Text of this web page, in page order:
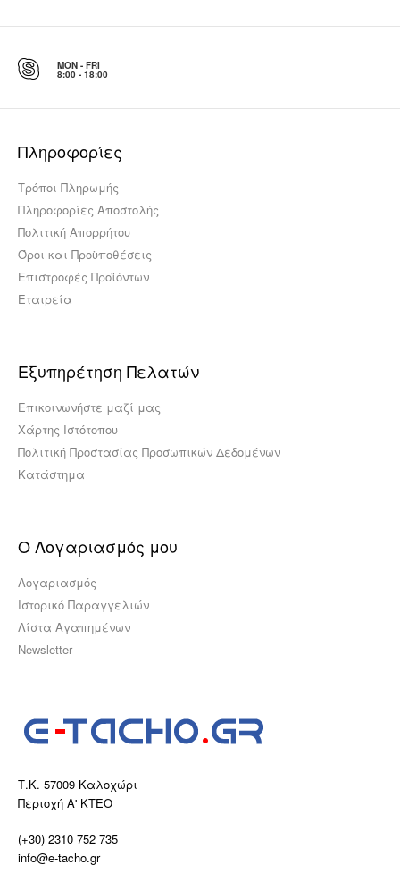
MON - FRI
8:00 - 18:00
Πληροφορίες
Τρόποι Πληρωμής
Πληροφορίες Αποστολής
Πολιτική Απορρήτου
Όροι και Προϋποθέσεις
Επιστροφές Προϊόντων
Εταιρεία
Εξυπηρέτηση Πελατών
Επικοινωνήστε μαζί μας
Χάρτης Ιστότοπου
Πολιτική Προστασίας Προσωπικών Δεδομένων
Κατάστημα
Ο Λογαριασμός μου
Λογαριασμός
Ιστορικό Παραγγελιών
Λίστα Αγαπημένων
Newsletter
Τ.Κ. 57009 Καλοχώρι
Περιοχή Α' ΚΤΕΟ
(+30) 2310 752 735
info@e-tacho.gr